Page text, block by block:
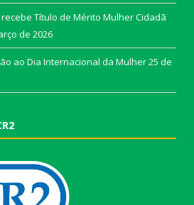
Título de Mérito Mulher Cidadã
de 2026
ao Dia Internacional da Mulher25 de